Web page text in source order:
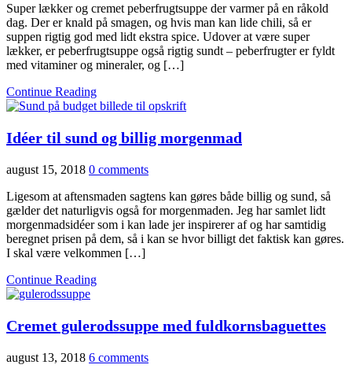
Super lækker og cremet peberfrugtsuppe der varmer på en råkold
dag. Der er knald på smagen, og hvis man kan lide chili, så er
suppen rigtig god med lidt ekstra spice. Udover at være super
lækker, er peberfrugtsuppe også rigtig sundt – peberfrugter er fyldt
med vitaminer og mineraler, og […]
Continue Reading
Idéer til sund og billig morgenmad
august 15, 2018 0 comments
Ligesom at aftensmaden sagtens kan gøres både billig og sund, så
gælder det naturligvis også for morgenmaden. Jeg har samlet lidt
morgenmadsidéer som i kan lade jer inspirerer af og har samtidig
beregnet prisen på dem, så i kan se hvor billigt det faktisk kan gøres.
I skal være velkommen […]
Continue Reading
Cremet gulerodssuppe med fuldkornsbaguettes
august 13, 2018 6 comments